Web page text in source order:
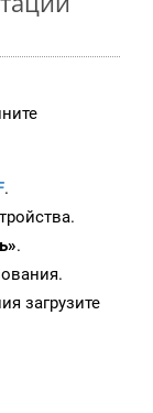
.
.
загрузите